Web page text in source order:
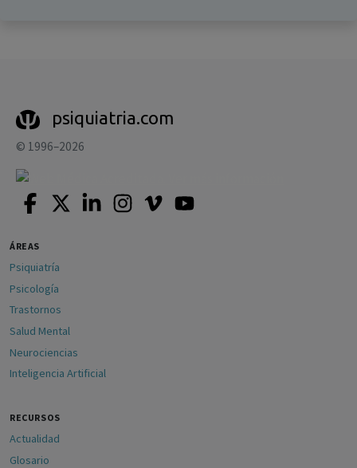
psiquiatria.com
© 1996–2026
ÁREAS
Psiquiatría
Psicología
Trastornos
Salud Mental
Neurociencias
Inteligencia Artificial
RECURSOS
Actualidad
Glosario